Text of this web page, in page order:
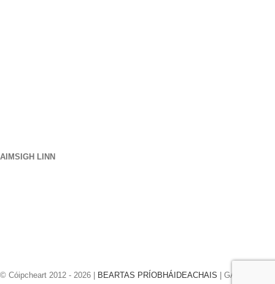
AIMSIGH LINN
© Cóipcheart 2012 - 2026 | BEARTAS PRÍOBHÁIDEACHAIS | GACH